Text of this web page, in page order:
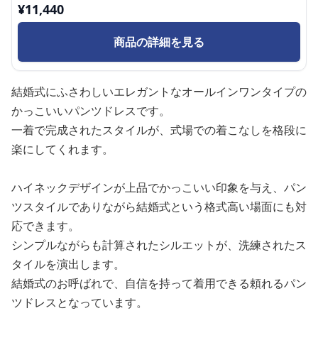
¥11,440
商品の詳細を見る
結婚式にふさわしいエレガントなオールインワンタイプの
かっこいいパンツドレスです。
一着で完成されたスタイルが、式場での着こなしを格段に
楽にしてくれます。
ハイネックデザインが上品でかっこいい印象を与え、パン
ツスタイルでありながら結婚式という格式高い場面にも対
応できます。
シンプルながらも計算されたシルエットが、洗練されたス
タイルを演出します。
結婚式のお呼ばれで、自信を持って着用できる頼れるパン
ツドレスとなっています。